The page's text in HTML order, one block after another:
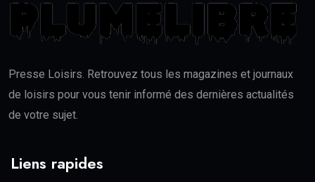
Presse Loisirs. Retrouvez tous les magazines et journaux
de loisirs pour vous tenir informé des dernières actualités
de votre sujet.
Liens rapides